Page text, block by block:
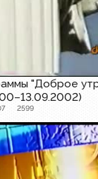
"Доброе
2599